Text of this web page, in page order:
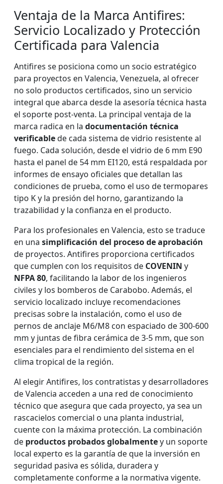
Ventaja de la Marca Antifires:
Servicio Localizado y Protección
Certificada para Valencia
Antifires se posiciona como un socio estratégico
para proyectos en Valencia, Venezuela, al ofrecer
no solo productos certificados, sino un servicio
integral que abarca desde la asesoría técnica hasta
el soporte post-venta. La principal ventaja de la
marca radica en la documentación técnica
verificablede cada sistema de vidrio resistente al
fuego. Cada solución, desde el vidrio de 6 mm E90
hasta el panel de 54 mm EI120, está respaldada por
informes de ensayo oficiales que detallan las
condiciones de prueba, como el uso de termopares
tipo K y la presión del horno, garantizando la
trazabilidad y la confianza en el producto.
Para los profesionales en Valencia, esto se traduce
en una simplificación del proceso de aprobación
de proyectos. Antifires proporciona certificados
que cumplen con los requisitos de COVENIN y
NFPA 80, facilitando la labor de los ingenieros
civiles y los bomberos de Carabobo. Además, el
servicio localizado incluye recomendaciones
precisas sobre la instalación, como el uso de
pernos de anclaje M6/M8 con espaciado de 300-600
mm y juntas de fibra cerámica de 3-5 mm, que son
esenciales para el rendimiento del sistema en el
clima tropical de la región.
Al elegir Antifires, los contratistas y desarrolladores
de Valencia acceden a una red de conocimiento
técnico que asegura que cada proyecto, ya sea un
rascacielos comercial o una planta industrial,
cuente con la máxima protección. La combinación
de productos probados globalmentey un soporte
local experto es la garantía de que la inversión en
seguridad pasiva es sólida, duradera y
completamente conforme a la normativa vigente.